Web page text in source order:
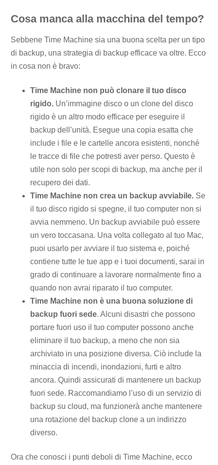
Cosa manca alla macchina del tempo?
Sebbene Time Machine sia una buona scelta per un tipo
di backup, una strategia di backup efficace va oltre. Ecco
in cosa non è bravo:
Time Machine non può clonare il tuo disco
rigido. Un’immagine disco o un clone del disco
rigido è un altro modo efficace per eseguire il
backup dell’unità. Esegue una copia esatta che
include i file e le cartelle ancora esistenti, nonché
le tracce di file che potresti aver perso. Questo è
utile non solo per scopi di backup, ma anche per il
recupero dei dati.
Time Machine non crea un backup avviabile. Se
il tuo disco rigido si spegne, il tuo computer non si
avvia nemmeno. Un backup avviabile può essere
un vero toccasana. Una volta collegato al tuo Mac,
puoi usarlo per avviare il tuo sistema e, poiché
contiene tutte le tue app e i tuoi documenti, sarai in
grado di continuare a lavorare normalmente fino a
quando non avrai riparato il tuo computer.
Time Machine non è una buona soluzione di
backup fuori sede. Alcuni disastri che possono
portare fuori uso il tuo computer possono anche
eliminare il tuo backup, a meno che non sia
archiviato in una posizione diversa. Ciò include la
minaccia di incendi, inondazioni, furti e altro
ancora. Quindi assicurati di mantenere un backup
fuori sede. Raccomandiamo l’uso di un servizio di
backup su cloud, ma funzionerà anche mantenere
una rotazione del backup clone a un indirizzo
diverso.
Ora che conosci i punti deboli di Time Machine, ecco